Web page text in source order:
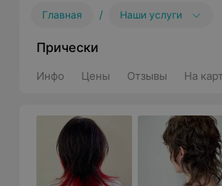
Главная / Наши услуги
Прически
Инфо Цены Отзывы На